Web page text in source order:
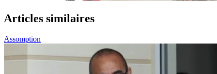
Articles similaires
Assomption